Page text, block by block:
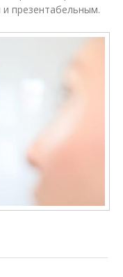
презентабельным.